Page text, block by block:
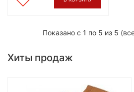
Показано с 1 по 5 из 5
Хиты продаж